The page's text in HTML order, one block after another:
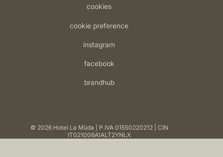
cookies
cookie preference
instagram
facebook
brandhub
© 2026 Hotel La Müda P.IVA 01550220212
CIN
IT021006A1ALT2YNLX